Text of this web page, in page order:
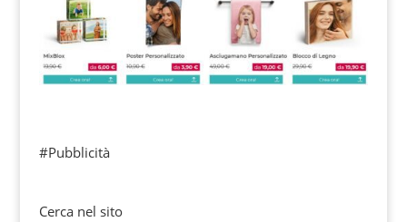
#Pubblicità
Cerca nel sito